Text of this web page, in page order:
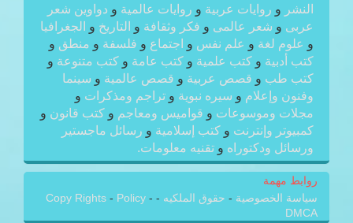
النشر و روايات عربية و روايات عالمية و دواوين شعر
عربى و شعر عالمى و فكر وثقافة و التاريخ و الجغرافيا
و علوم لغة و علم نفس و اجتماع و فلسفة و منطق و
كتب أدبية و كتب علمية و كتب عامة و كتب متنوعة و
كتب طب و قصص عربية و قصص عالمية و سينما
وفنون وإعلام و سيره نبوية و تراجم ومذكرات و
مجلات وموسوعات و قواميس ومعاجم و كتب قانون و
كمبيوتر وإنترنت و كتب إسلامية و رسائل ماجستير
ورسائل ودكتوراه و تقنيه معلومات.
روابط مهمة
سياسة الخصوصية - حقوق الملكيه -
Copy Rights - Policy -
DMCA